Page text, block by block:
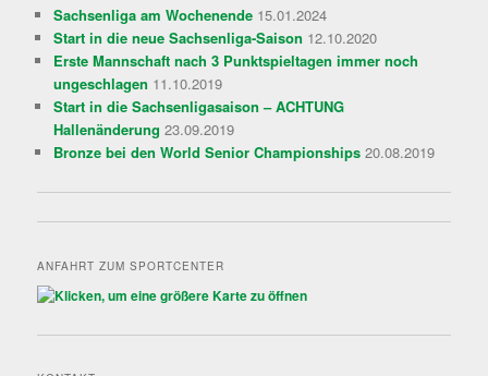
Sachsenliga am Wochenende 15.01.2024
Start in die neue Sachsenliga-Saison 12.10.2020
Erste Mannschaft nach 3 Punktspieltagen immer noch
ungeschlagen 11.10.2019
Start in die Sachsenligasaison – ACHTUNG
Hallenänderung 23.09.2019
Bronze bei den World Senior Championships 20.08.2019
ANFAHRT ZUM SPORTCENTER